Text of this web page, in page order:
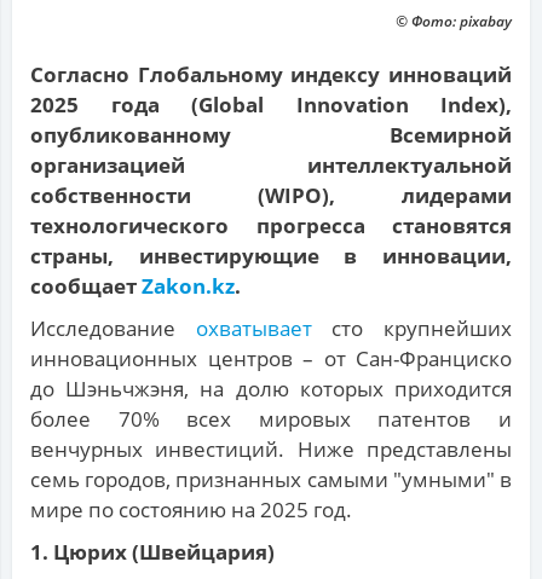
© Фото: pixabay
Согласно Глобальному индексу инноваций
2025 года (Global Innovation Index),
опубликованному Всемирной
организацией интеллектуальной
собственности (WIPO), лидерами
технологического прогресса становятся
страны, инвестирующие в инновации,
сообщаетZakon.kz.
Исследование охватываетсто крупнейших
инновационных центров – от Сан-Франциско
до Шэньчжэня, на долю которых приходится
более 70% всех мировых патентов и
венчурных инвестиций. Ниже представлены
семь городов, признанных самыми "умными" в
мире по состоянию на 2025 год.
1. Цюрих (Швейцария)